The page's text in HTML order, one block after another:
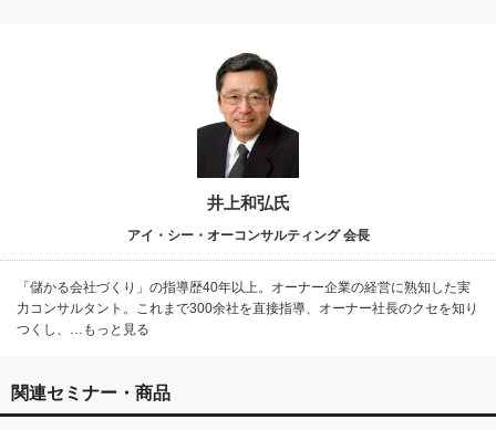
井上和弘氏
アイ・シー・オーコンサルティング 会長
「儲かる会社づくり」の指導歴40年以上。オーナー企業の経営に熟知した実
力コンサルタント。これまで300余社を直接指導、オーナー社長のクセを知り
つくし、…もっと見る
関連セミナー・商品